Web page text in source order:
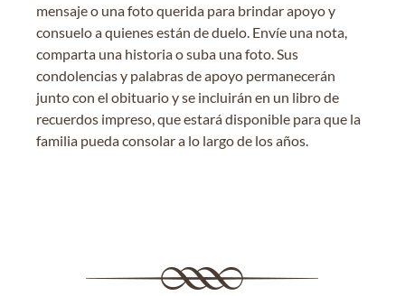
mensaje o una foto querida para brindar apoyo y
consuelo a quienes están de duelo. Envíe una nota,
comparta una historia o suba una foto. Sus
condolencias y palabras de apoyo permanecerán
junto con el obituario y se incluirán en un libro de
recuerdos impreso, que estará disponible para que la
familia pueda consolar a lo largo de los años.